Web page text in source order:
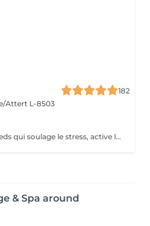
182
Attert L-8503
Il s'agit d'un massage des pieds qui soulage le stress, active la circulation corporelle et le système immunitaire. Cette méthode est contre-indiquée aux femmes enceintes. BÉNÉFICES DE LA RÉFLEXOLOGIE PODALE Promeut la relaxation et soulage le stress. Améliore la circulation sanguine en activant le système immunitaire. Les pieds sont une zone du corps souvent oubliée et maltraitée alors que grâce à eux nous avançons sur le long chemin de la vie qui nous mène à nos buts, à nos rêves ; il serait donc bon de les chouchouter eux aussi.
& Spa around